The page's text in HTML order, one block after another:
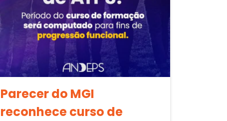
Parecer do MGI
reconhece curso de